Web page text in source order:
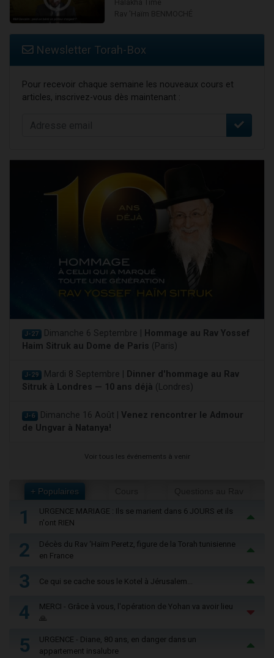
Newsletter Torah-Box
Pour recevoir chaque semaine les nouveaux cours et
articles, inscrivez-vous dès maintenant :
J-27 Dimanche 6 Septembre |
Hommage au Rav Yossef
Haim Sitruk au Dome de Paris (Paris)
J-29 Mardi 8 Septembre |
Dinner d'hommage au Rav
Sitruk à Londres — 10 ans déjà (Londres)
J-6 Dimanche 16 Août | Venez rencontrer le Admour
de Ungvar à Natanya!
Voir tous les événements à venir
+ Populaires
1
URGENCE MARIAGE : Ils se marient dans 6 JOURS et ils
n'ont RIEN
2
Décès du Rav ‘Haïm Peretz, figure de la Torah tunisienne
en France
3 Ce qui se cache sous le Kotel à Jérusalem...
4
MERCI - Grâce à vous, l'opération de Yohan va avoir lieu
🙏
5
URGENCE - Diane, 80 ans, en danger dans un
appartement insalubre